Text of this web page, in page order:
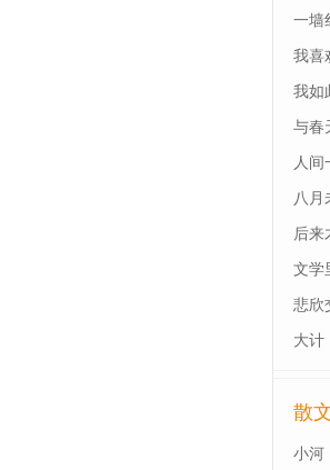
一墙
我喜
我如
与春
人间
八月
后来
最后
文学
悲欣
大计
散
小河